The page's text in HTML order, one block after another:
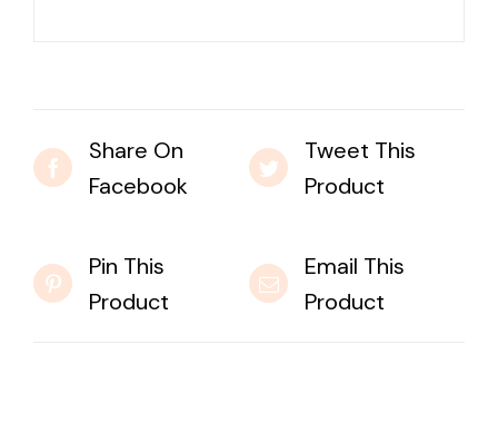
Share On
Facebook
Tweet This
Product
Pin This
Product
Email This
Product